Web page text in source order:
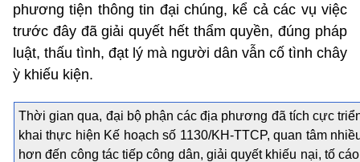
phương tiện thông tin đại chúng, kể cả các vụ việc
trước đây đã giải quyết hết thẩm quyền, đúng pháp
luật, thấu tình, đạt lý mà người dân vẫn cố tình chây
ỳ khiếu kiện.
Thời gian qua, đại bộ phận các địa phương đã tích cực
khai thực hiện Kế hoạch số 1130/KH-TTCP, quan tâm
hơn đến công tác tiếp công dân, giải quyết khiếu nại, tố